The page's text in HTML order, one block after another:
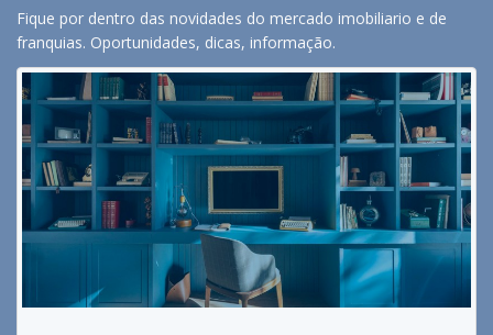
Fique por dentro das novidades do mercado imobiliario e de
franquias. Oportunidades, dicas, informação.